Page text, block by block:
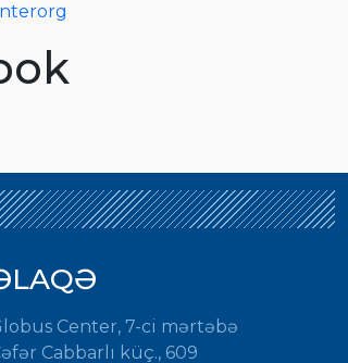
Center, 7-ci mərtəbə
Cabbarlı küç., 609